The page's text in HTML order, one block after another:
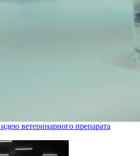
ветеринарного препарата